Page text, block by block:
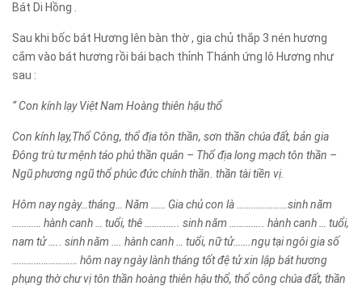
Bát Di Hồng .
Sau khi bốc bát Hương lên bàn thờ , gia chủ thắp 3 nén hương
cắm vào bát hương rồi bái bạch thỉnh Thánh ứng lô Hương như
sau :
“ Con kính lạy Việt Nam Hoàng thiên hậu thổ
Con kính lạy,Thổ Công, thổ địa tôn thần, sơn thần chúa đất, bản gia
Đông trù tư mệnh táo phủ thần quân – Thổ địa long mạch tôn thần –
Ngũ phương ngũ thổ phúc đức chính thần. thần tài tiền vị.
Hôm nay ngày…tháng… Năm …… Gia chủ con là …………………sinh năm
………… hành canh … tuổi, thê ………….. sinh năm ………….. hành canh … tuổi,
nam tử ….. sinh năm …. hành canh … tuổi, nữ tử…….ngụ tại ngôi gia số
……………………… hôm nay ngày lành tháng tốt đệ tử xin lập bát hương
phụng thờ chư vị tôn thần hoàng thiên hậu thổ, thổ công chúa đất, thần